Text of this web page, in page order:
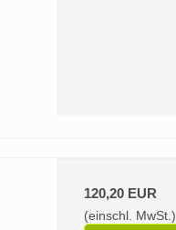
120,20 EUR
(einschl. MwSt.)